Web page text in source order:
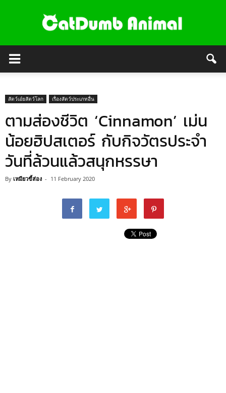
สัตว์เอ๋ยสัตว์โลก เรื่องสัตว์ประเภทอื่น
ตามส่องชีวิต ‘Cinnamon’ เม่น
น้อยฮิปสเตอร์ กับกิจวัตรประจำ
วันที่ล้วนแล้วสนุกหรรษา
By เหมียวขี้ส่อง - 11 February 2020